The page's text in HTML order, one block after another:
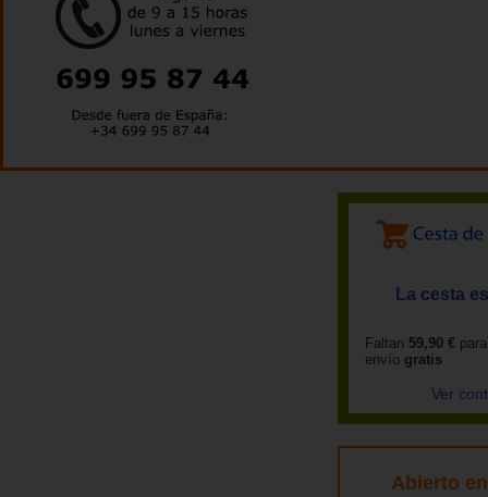
La cesta
Faltan 59,90 €
envío gratis
Ver
Abierto